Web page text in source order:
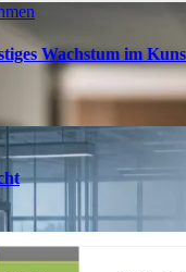
Wachstum im